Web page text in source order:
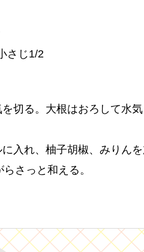
さじ1/2
切る。大根はおろして水
入れ、柚子胡椒、みりん
さっと和える。